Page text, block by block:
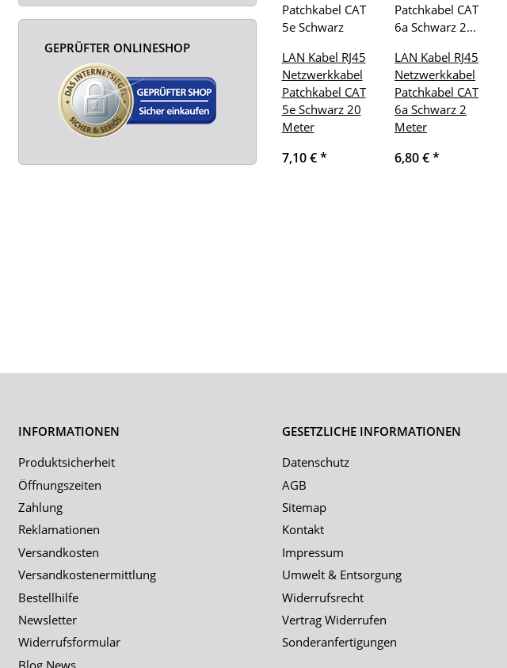
LAN Kabel RJ45
Netzwerkkabel
Patchkabel CAT
5e Schwarz 20
Meter
7,10 €*
LAN Kabel RJ45
Netzwerkkabel
Patchkabel CAT
6a Schwarz 2
Meter
6,80 €*
GEPRÜFTER ONLINESHOP
INFORMATIONEN
Produktsicherheit
Öffnungszeiten
Zahlung
Reklamationen
Versandkosten
Versandkostenermittlung
Bestellhilfe
Newsletter
Widerrufsformular
Blog News
GESETZLICHE INFORMATIONEN
Datenschutz
AGB
Sitemap
Kontakt
Impressum
Umwelt & Entsorgung
Widerrufsrecht
Vertrag Widerrufen
Sonderanfertigungen